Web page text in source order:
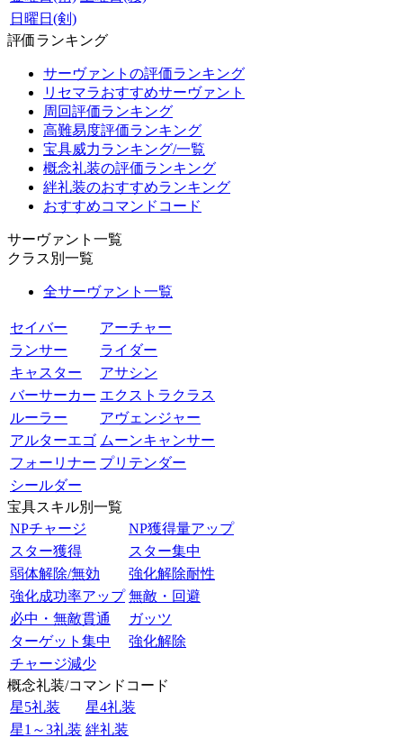
日曜日(剣)
評価ランキング
サーヴァントの評価ランキング
リセマラおすすめサーヴァント
周回評価ランキング
高難易度評価ランキング
宝具威力ランキング/一覧
概念礼装の評価ランキング
絆礼装のおすすめランキング
おすすめコマンドコード
サーヴァント一覧
クラス別一覧
全サーヴァント一覧
セイバー
アーチャー
ランサー
ライダー
キャスター
アサシン
バーサーカー エクストラクラス
ルーラー
アヴェンジャー
アルターエゴ ムーンキャンサー
フォーリナー プリテンダー
シールダー
宝具スキル別一覧
NPチャージ
NP獲得量アップ
スター獲得
スター集中
弱体解除/無効
強化解除耐性
強化成功率アップ 無敵・回避
必中・無敵貫通
ガッツ
ターゲット集中
強化解除
チャージ減少
概念礼装/コマンドコード
星5礼装
星4礼装
星1～3礼装 絆礼装